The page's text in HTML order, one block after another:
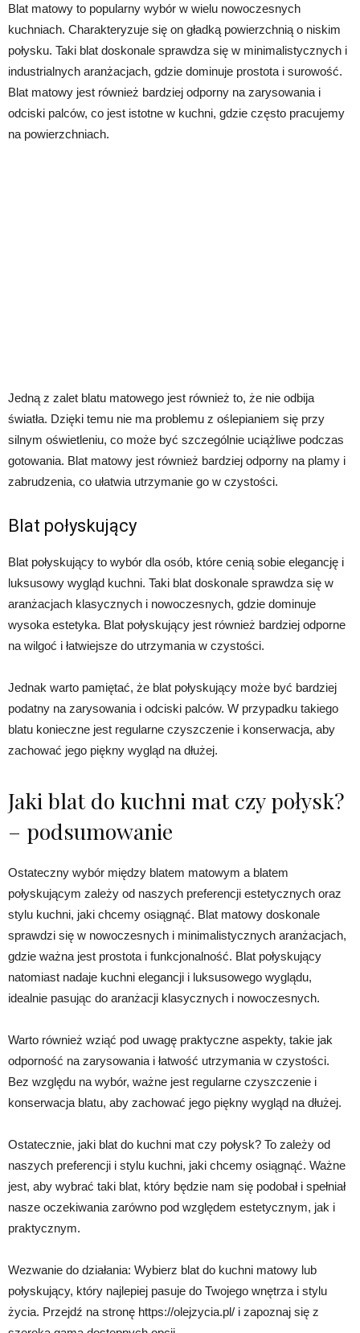
Blat matowy to popularny wybór w wielu nowoczesnych
kuchniach. Charakteryzuje się on gładką powierzchnią o niskim
połysku. Taki blat doskonale sprawdza się w minimalistycznych i
industrialnych aranżacjach, gdzie dominuje prostota i surowość.
Blat matowy jest również bardziej odporny na zarysowania i
odciski palców, co jest istotne w kuchni, gdzie często pracujemy
na powierzchniach.
Jedną z zalet blatu matowego jest również to, że nie odbija
światła. Dzięki temu nie ma problemu z oślepianiem się przy
silnym oświetleniu, co może być szczególnie uciążliwe podczas
gotowania. Blat matowy jest również bardziej odporny na plamy i
zabrudzenia, co ułatwia utrzymanie go w czystości.
Blat połyskujący
Blat połyskujący to wybór dla osób, które cenią sobie elegancję i
luksusowy wygląd kuchni. Taki blat doskonale sprawdza się w
aranżacjach klasycznych i nowoczesnych, gdzie dominuje
wysoka estetyka. Blat połyskujący jest również bardziej odporne
na wilgoć i łatwiejsze do utrzymania w czystości.
Jednak warto pamiętać, że blat połyskujący może być bardziej
podatny na zarysowania i odciski palców. W przypadku takiego
blatu konieczne jest regularne czyszczenie i konserwacja, aby
zachować jego piękny wygląd na dłużej.
Jaki blat do kuchni mat czy połysk?
– podsumowanie
Ostateczny wybór między blatem matowym a blatem
połyskującym zależy od naszych preferencji estetycznych oraz
stylu kuchni, jaki chcemy osiągnąć. Blat matowy doskonale
sprawdzi się w nowoczesnych i minimalistycznych aranżacjach,
gdzie ważna jest prostota i funkcjonalność. Blat połyskujący
natomiast nadaje kuchni elegancji i luksusowego wyglądu,
idealnie pasując do aranżacji klasycznych i nowoczesnych.
Warto również wziąć pod uwagę praktyczne aspekty, takie jak
odporność na zarysowania i łatwość utrzymania w czystości.
Bez względu na wybór, ważne jest regularne czyszczenie i
konserwacja blatu, aby zachować jego piękny wygląd na dłużej.
Ostatecznie, jaki blat do kuchni mat czy połysk? To zależy od
naszych preferencji i stylu kuchni, jaki chcemy osiągnąć. Ważne
jest, aby wybrać taki blat, który będzie nam się podobał i spełniał
nasze oczekiwania zarówno pod względem estetycznym, jak i
praktycznym.
Wezwanie do działania: Wybierz blat do kuchni matowy lub
połyskujący, który najlepiej pasuje do Twojego wnętrza i stylu
życia. Przejdź na stronę https://olejzycia.pl/ i zapoznaj się z